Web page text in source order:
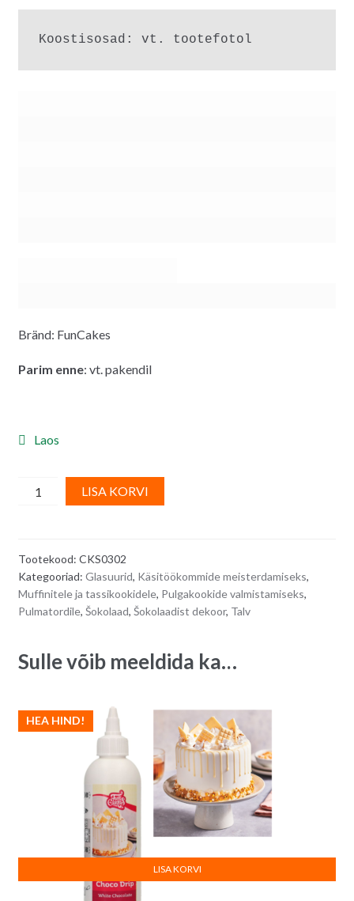
Koostisosad: vt. tootefotol
Bränd: FunCakes
Parim enne: vt. pakendil
Laos
FunCakes
tuubišokolaad-
25
g
quantity
LISA KORVI
Tootekood: CKS0302
Kategooriad: Glasuurid, Käsitöökommide meisterdamiseks,
Muffinitele ja tassikookidele, Pulgakookide valmistamiseks,
Pulmatordile, Šokolaad, Šokolaadist dekoor, Talv
Sulle võib meeldida ka…
HEA HIND!
LISA KORVI